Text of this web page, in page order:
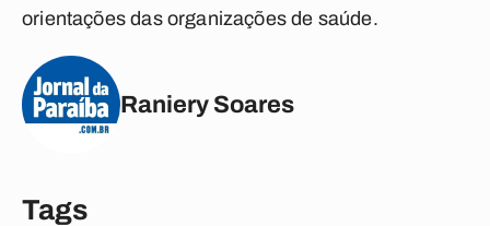
orientações das organizações de saúde.
Raniery Soares
Tags